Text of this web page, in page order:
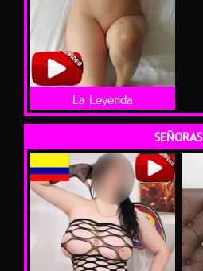
La Leyenda
SEÑORAS